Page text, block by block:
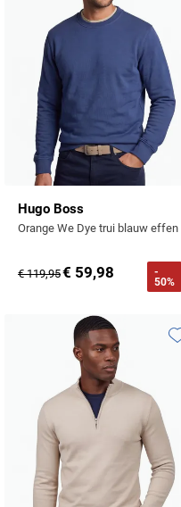
Profuomo
R2
Seidensticker
State of Art
Tommy Hilfiger
Vanguard
Replay
Reset
Schiesser
Seidensticker
State of Art
Superdry
Tenson
Thomas Maine
Tommy Hilfiger
Tramarossa
UBR
Hugo Boss
Orange We Dye trui blauw effen
€ 119,95€ 59,98
-
50%